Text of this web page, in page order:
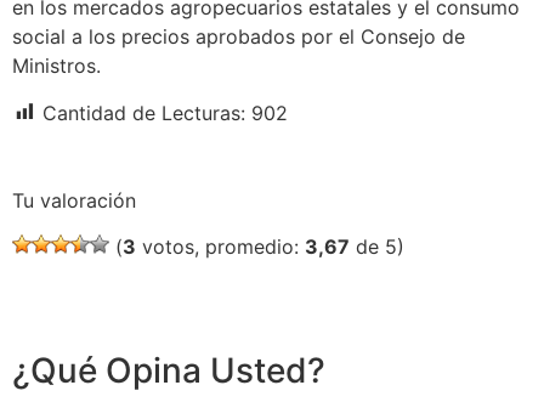
en los mercados agropecuarios estatales y el consumo
social a los precios aprobados por el Consejo de
Ministros.
Cantidad de Lecturas: 902
Tu valoración
(3 votos, promedio: 3,67 de 5)
¿Qué Opina Usted?